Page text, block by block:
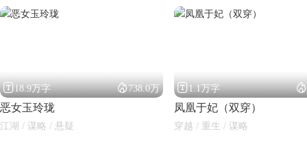
18.9万字 738.0万
恶女玉玲珑
江湖 / 谋略 / 悬疑
1.1万字 
凤凰于妃（双穿）
穿越 / 重生 / 谋略